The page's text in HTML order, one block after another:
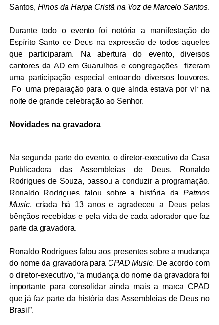
Santos, Hinos da Harpa Cristã na Voz de Marcelo Santos.
Durante todo o evento foi notória a manifestação do
Espírito Santo de Deus na expressão de todos aqueles
que participaram. Na abertura do evento, diversos
cantores da AD em Guarulhos e congregações fizeram
uma participação especial entoando diversos louvores.
Foi uma preparação para o que ainda estava por vir na
noite de grande celebração ao Senhor.
Novidades na gravadora
Na segunda parte do evento, o diretor-executivo da Casa
Publicadora das Assembleias de Deus, Ronaldo
Rodrigues de Souza, passou a conduzir a programação.
Ronaldo Rodrigues falou sobre a história daPatmos
Music, criada há 13 anos e agradeceu a Deus pelas
bênçãos recebidas e pela vida de cada adorador que faz
parte da gravadora.
Ronaldo Rodrigues falou aos presentes sobre a mudança
do nome da gravadora para CPAD Music. De acordo com
o diretor-executivo, “a mudança do nome da gravadora foi
importante para consolidar ainda mais a marca CPAD
que já faz parte da história das Assembleias de Deus no
Brasil”.